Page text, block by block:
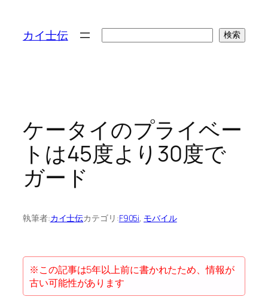
カイ士伝 検索
ケータイのプライベー
トは45度より30度で
ガード
執筆者:カイ士伝カテゴリ:F905i, モバイル
※この記事は5年以上前に書かれたため、情報が
古い可能性があります